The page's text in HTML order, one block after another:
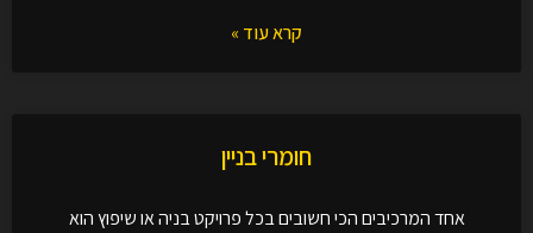
קרא עוד »
חומרי בניין
אחד המרכיבים הכי חשובים בכל פרויקט בניה או שיפוץ הוא